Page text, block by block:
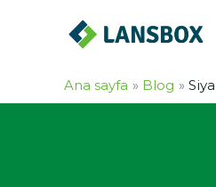
Ana sayfa Blog